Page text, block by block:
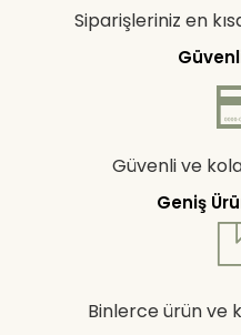
Siparişleriniz en
Güvenli ve
Geniş
Binlerce ürün ve